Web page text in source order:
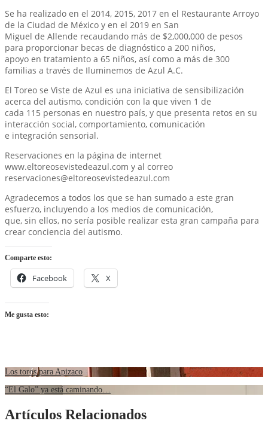
Se ha realizado en el 2014, 2015, 2017 en el Restaurante Arroyo
de la Ciudad de México y en el 2019 en San
Miguel de Allende recaudando más de $2,000,000 de pesos
para proporcionar becas de diagnóstico a 200 niños,
apoyo en tratamiento a 65 niños, así como a más de 300
familias a través de Iluminemos de Azul A.C.
El Toreo se Viste de Azul es una iniciativa de sensibilización
acerca del autismo, condición con la que viven 1 de
cada 115 personas en nuestro país, y que presenta retos en su
interacción social, comportamiento, comunicación
e integración sensorial.
Reservaciones en la página de internet
www.eltoreosevistedeazul.com y al correo
reservaciones@eltoreosevistedeazul.com
Agradecemos a todos los que se han sumado a este gran
esfuerzo, incluyendo a los medios de comunicación,
que, sin ellos, no sería posible realizar esta gran campaña para
crear conciencia del autismo.
Comparte esto:
Facebook X
Me gusta esto:
Los toros para Apizaco
“El Galo” ya está caminando…
Artículos Relacionados